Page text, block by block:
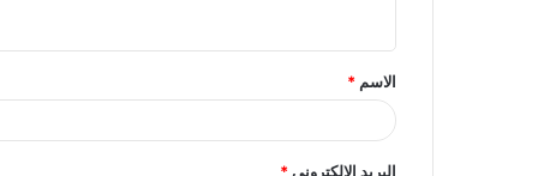
ق
*
الاسم *
البريد الإلكتروني*